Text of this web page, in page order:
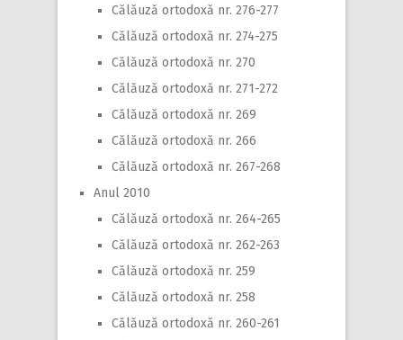
Călăuză ortodoxă nr. 276-277
Călăuză ortodoxă nr. 274-275
Călăuză ortodoxă nr. 270
Călăuză ortodoxă nr. 271-272
Călăuză ortodoxă nr. 269
Călăuză ortodoxă nr. 266
Călăuză ortodoxă nr. 267-268
Anul 2010
Călăuză ortodoxă nr. 264-265
Călăuză ortodoxă nr. 262-263
Călăuză ortodoxă nr. 259
Călăuză ortodoxă nr. 258
Călăuză ortodoxă nr. 260-261